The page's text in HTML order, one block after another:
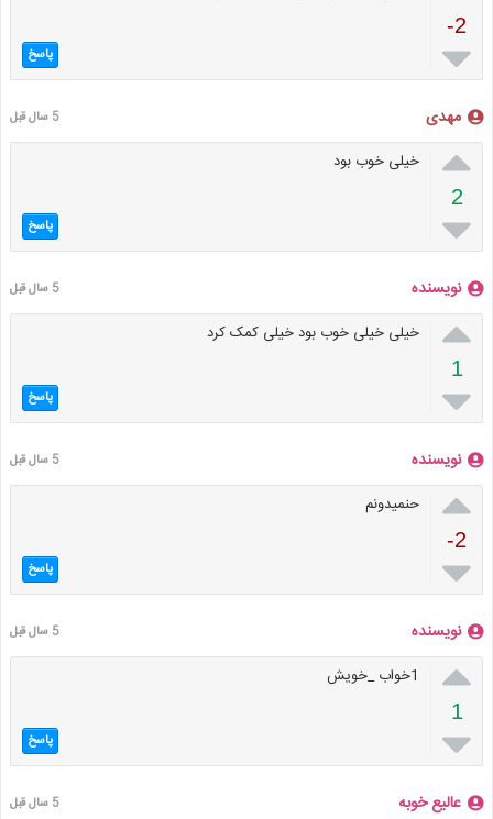
-2
 پاسخ
مهدی 5 سال قبل

2

خیلی خوب بود
پاسخ
نویسنده 5 سال قبل

1

خیلی خیلی خوب بود خیلی کمک کرد
پاسخ
نویسنده 5 سال قبل

-2

حنمیدونم
پاسخ
نویسنده 5 سال قبل

1

1خواب _خویش
پاسخ
عالیع خوبه 5 سال قبل